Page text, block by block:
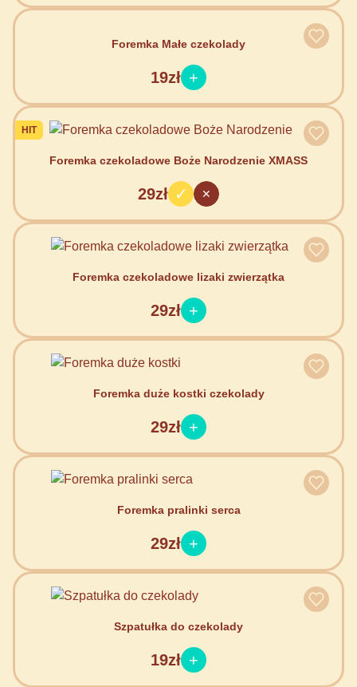
Foremka Małe czekolady
19zł
HIT
Foremka czekoladowe Boże Narodzenie XMASS
29zł
Foremka czekoladowe lizaki zwierzątka
29zł
Foremka duże kostki czekolady
29zł
Foremka pralinki serca
29zł
Szpatułka do czekolady
19zł